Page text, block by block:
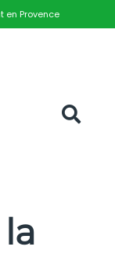
en Provence